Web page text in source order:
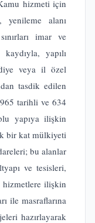
hizmeti için
yenileme alanı
imar ve
yapılı
veya il özel
tasdik edilen
tarihli ve 634
yapıya ilişkin
bir kat mülkiyeti
bu alanlar
ve tesisleri,
hizmetlere ilişkin
ile masraflarına
hazırlayarak